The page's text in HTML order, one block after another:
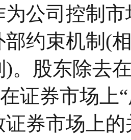
为公司控制
部约束机制(
。股东除去
证券市场上
券市场上